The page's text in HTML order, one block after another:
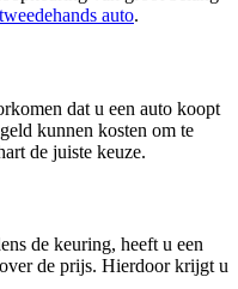
auto.
dat u een auto koopt
kunnen kosten om te
de juiste keuze.
de keuring, heeft u een
de prijs. Hierdoor krijgt u